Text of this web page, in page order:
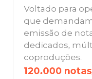
Voltado para
que
emissão de
dedicados,
coproduções.
120.000